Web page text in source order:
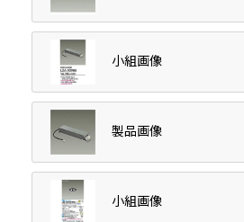
小組画像
製品画像
小組画像